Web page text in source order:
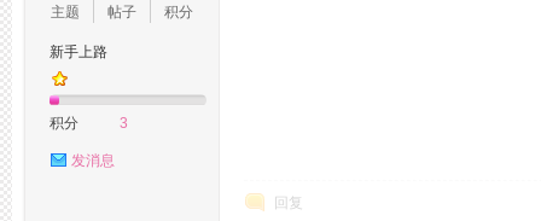
主题
帖子
积分
新手上路
积分 3
发消息
回复